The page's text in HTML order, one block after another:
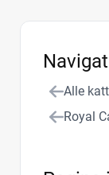
Alle
Royal